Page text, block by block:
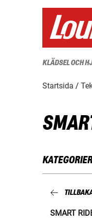
KLÄDSEL OCH
Startsida
KATEGORIER
SMART